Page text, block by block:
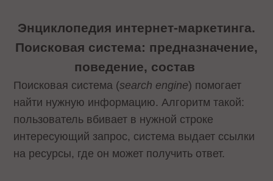
Энциклопедия интернет-маркетинга.
Поисковая система: предназначение,
поведение, состав
Поисковая система (search engine) помогает
найти нужную информацию. Алгоритм такой:
пользователь вбивает в нужной строке
интересующий запрос, система выдает ссылки
на ресурсы, где он может получить ответ.